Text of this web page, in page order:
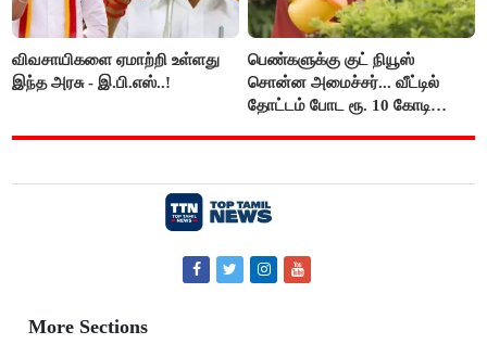
விவசாயிகளை ஏமாற்றி உள்ளது
இந்த அரசு - இ.பி.எஸ்..!
பெண்களுக்கு குட் நியூஸ்
சொன்ன அமைச்சர்... வீட்டில்
தோட்டம் போட ரூ. 10 கோடி
More Sections